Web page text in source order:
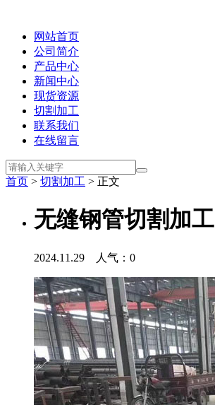
网站首页
公司简介
产品中心
新闻中心
现货资源
切割加工
联系我们
在线留言
首页 > 切割加工 > 正文
无缝钢管切割加工
2024.11.29 人气： 0